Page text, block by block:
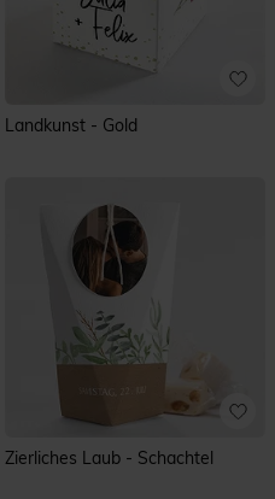
Landkunst - Gold
Zierliches Laub - Schachtel